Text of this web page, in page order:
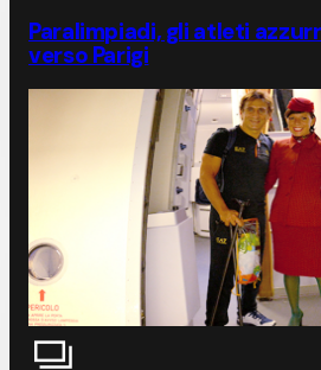
Paralimpiadi, gli atleti
verso Parigi